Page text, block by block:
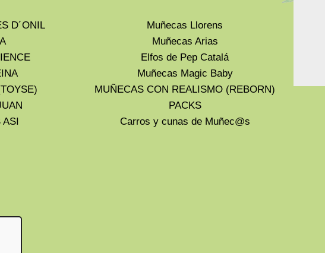
D´ONIL
ASI
Muñecas Llorens
Muñecas Arias
Elfos de Pep Catalá
Muñecas Magic Baby
MUÑECAS CON REALISMO (REBORN)
PACKS
Carros y cunas de Muñec@s